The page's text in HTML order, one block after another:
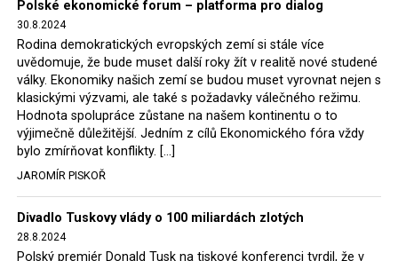
2022, než byl tento případ z důvodu uzavření dohody
Polska s Českou republikou o odstranění příčin sporu o
důl Turów vymazán z rejstříku tribunálu. Celkem si
Polsko nechalo z přiznaných evropských fondů odečíst
asi 70 milionů eur na pokutách a 45 milionů eur
zaplatilo jako odškodnění České republice – ale jak důl,
tak elektrárna nadále fungovaly. Už tehdy zástupci
tehdejší opozice a dnes vládnoucí koalice, jako
místopředseda Občanské platformy (PO) Rafał
Hołownia, přímo řekli, že by se polská vláda měla
tomuto rozhodnutí podřídit.
Polské ekonomické forum – platforma pro dialog
30.8.2024
Rodina demokratických evropských zemí si stále více
uvědomuje, že bude muset další roky žít v realitě nové studené
války. Ekonomiky našich zemí se budou muset vyrovnat nejen s
klasickými výzvami, ale také s požadavky válečného režimu.
Hodnota spolupráce zůstane na našem kontinentu o to
výjimečně důležitější. Jedním z cílů Ekonomického fóra vždy
bylo zmírňovat konflikty. […]
JAROMÍR PISKOŘ
Divadlo Tuskovy vlády o 100 miliardách zlotých
28.8.2024
Polský premiér Donald Tusk na tiskové konferenci tvrdil, že v